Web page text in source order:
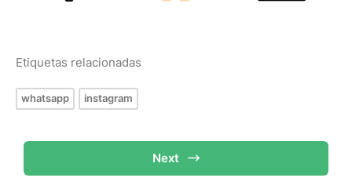
Etiquetas relacionadas
whatsapp instagram
Next